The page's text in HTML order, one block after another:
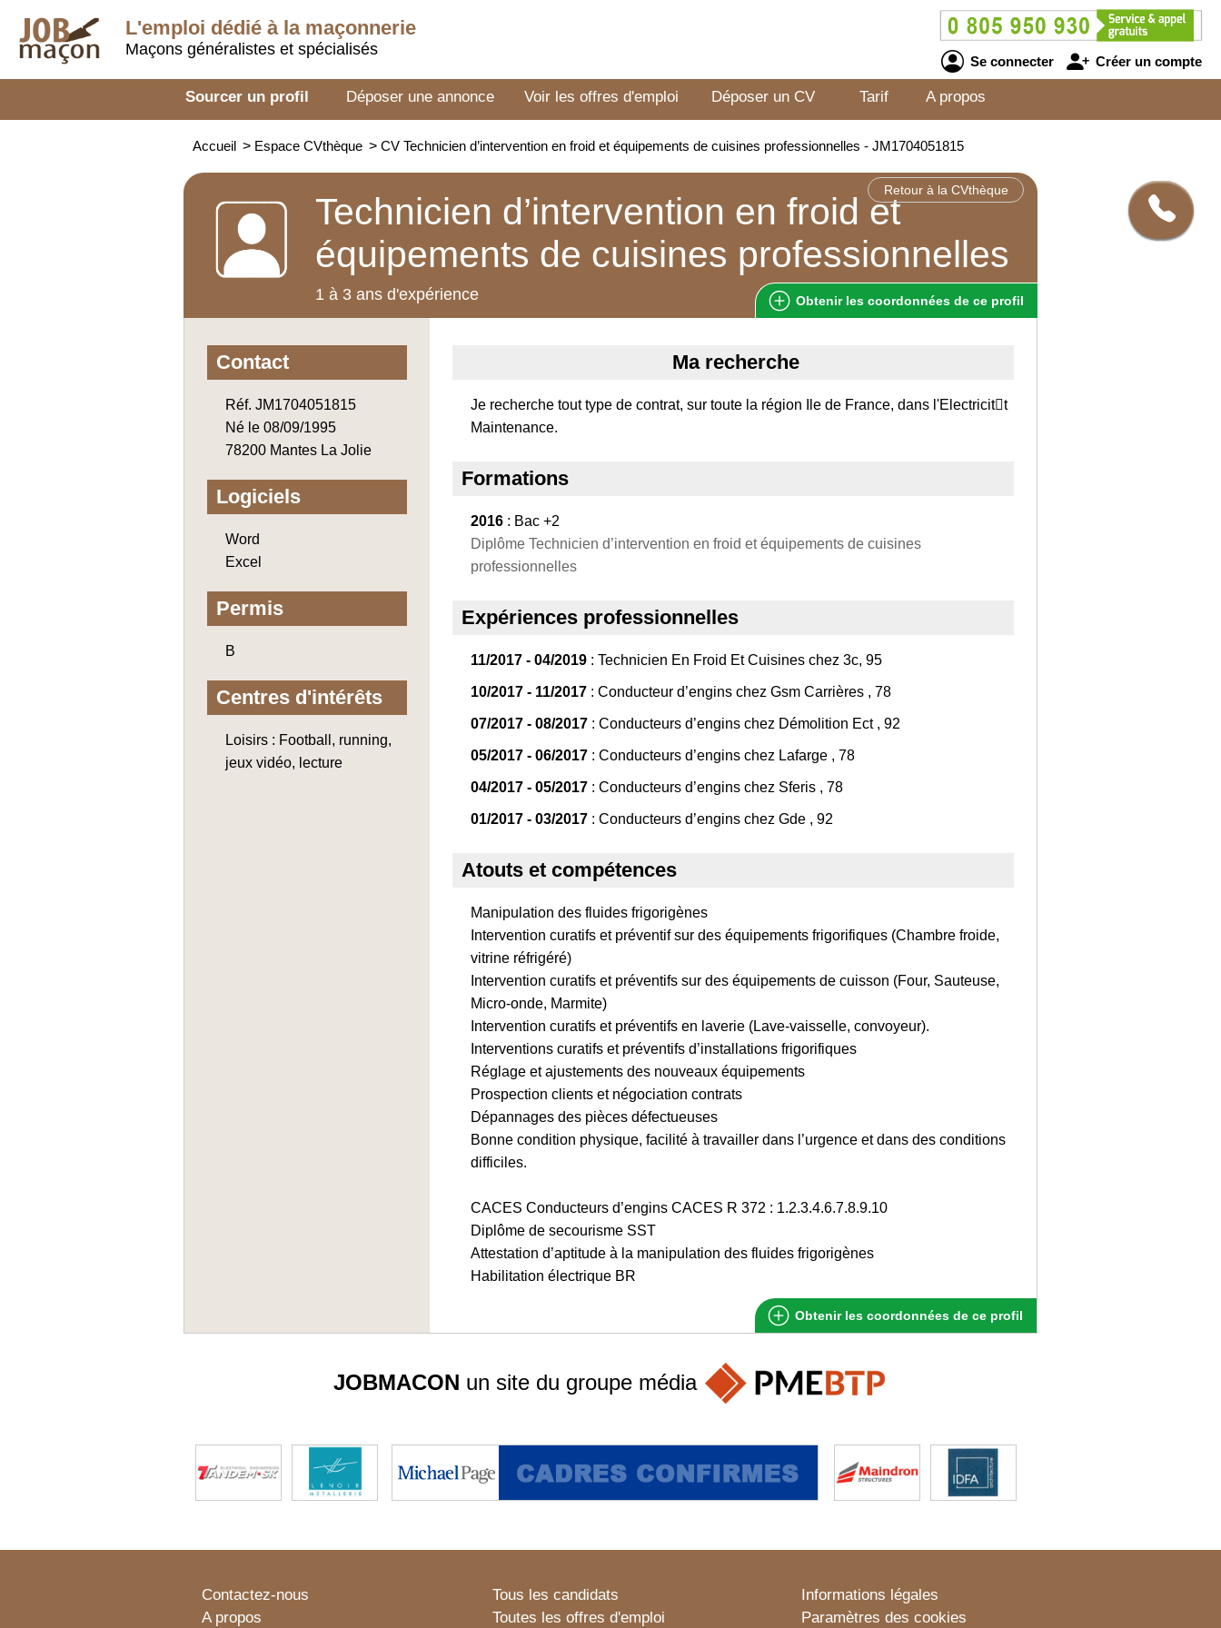
L'emploi dédié à la maçonnerie
Maçons généralistes et spécialisés
Se connecter Créer un compte
Sourcer un profil Déposer une annonce Voir les offres d'emploi Déposer un CV Tarif A propos
Accueil > Espace CVthèque > CV Technicien d’intervention en froid et équipements de cuisines professionnelles - JM1704051815
Retour à la CVthèque
Technicien d’intervention en froid et
équipements de cuisines professionnelles
1 à 3 ans d'expérience Obtenir les coordonnées de ce profil
Contact
Réf. JM1704051815
Né le 08/09/1995
78200 Mantes La Jolie
Logiciels
Word
Excel
Permis
B
Centres d'intérêts
Loisirs : Football, running,
jeux vidéo, lecture
Ma recherche
Je recherche tout type de contrat, sur toute la région Ile de France, dans l'Electricit￿t
Maintenance.
Formations
2016 : Bac +2
Diplôme Technicien d’intervention en froid et équipements de cuisines
professionnelles
Expériences professionnelles
11/2017 - 04/2019 : Technicien En Froid Et Cuisines chez 3c, 95
10/2017 - 11/2017 : Conducteur d’engins chez Gsm Carrières , 78
07/2017 - 08/2017 : Conducteurs d’engins chez Démolition Ect , 92
05/2017 - 06/2017 : Conducteurs d’engins chez Lafarge , 78
04/2017 - 05/2017 : Conducteurs d’engins chez Sferis , 78
01/2017 - 03/2017 : Conducteurs d’engins chez Gde , 92
Atouts et compétences
Manipulation des fluides frigorigènes
Intervention curatifs et préventif sur des équipements frigorifiques (Chambre froide,
vitrine réfrigéré)
Intervention curatifs et préventifs sur des équipements de cuisson (Four, Sauteuse,
Micro-onde, Marmite)
Intervention curatifs et préventifs en laverie (Lave-vaisselle, convoyeur).
Interventions curatifs et préventifs d’installations frigorifiques
Réglage et ajustements des nouveaux équipements
Prospection clients et négociation contrats
Dépannages des pièces défectueuses
Bonne condition physique, facilité à travailler dans l’urgence et dans des conditions
difficiles.
CACES Conducteurs d’engins CACES R 372 : 1.2.3.4.6.7.8.9.10
Diplôme de secourisme SST
Attestation d’aptitude à la manipulation des fluides frigorigènes
Habilitation électrique BR
Obtenir les coordonnées de ce profil
JOBMACON un site du groupe média
Contactez-nous
A propos
Tous les candidats
Toutes les offres d'emploi
Informations légales
Paramètres des cookies